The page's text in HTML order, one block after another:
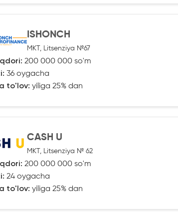
ISHONCH
MKT, Litsenziya №67
200 000 000 so'm
36 oygacha
to'lov: yiliga 25% dan
CASH U
MKT, Litsenziya № 62
200 000 000 so'm
24 oygacha
to'lov: yiliga 25% dan